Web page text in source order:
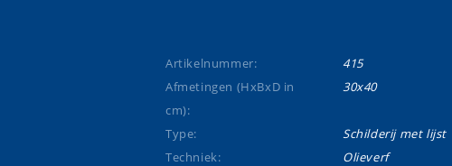
Artikelnummer:
415
Afmetingen (HxBxD in
cm):
30x40
Type:
Schilderij met lijst
Techniek:
Olieverf